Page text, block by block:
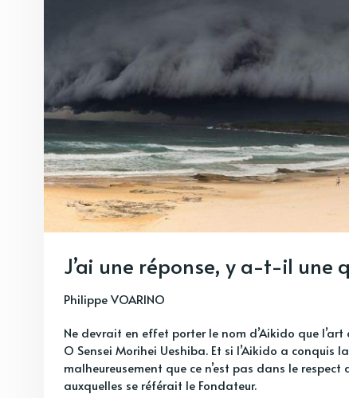
J’ai une réponse, y a-t-il une
Philippe VOARINO
Ne devrait en effet porter le nom d’Aikido que
O Sensei Morihei Ueshiba. Et si l’Aikido a conquis
malheureusement que ce n’est pas dans le respect
auxquelles se référait le Fondateur.